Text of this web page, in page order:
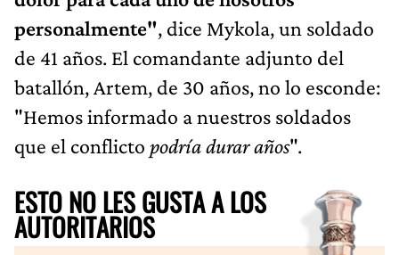
personalmente", dice Mykola, un soldado
de 41 años. El comandante adjunto del
batallón, Artem, de 30 años, no lo esconde:
"Hemos informado a nuestros soldados
que el conflicto podría durar años".
ESTO NO LES GUSTA A LOS
AUTORITARIOS